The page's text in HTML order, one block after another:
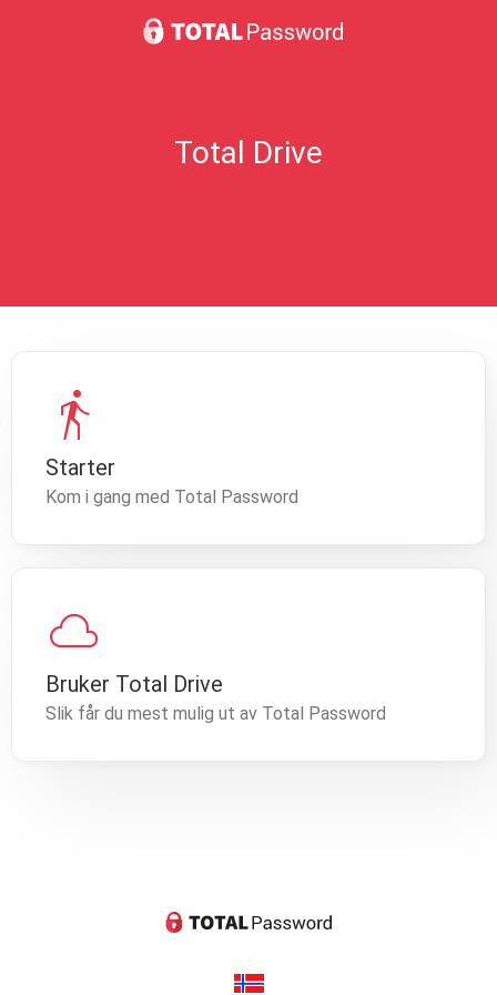
Total Drive
directions_walk
Starter
Kom i gang med Total Password
cloud
Bruker Total Drive
Slik får du mest mulig ut av Total Password